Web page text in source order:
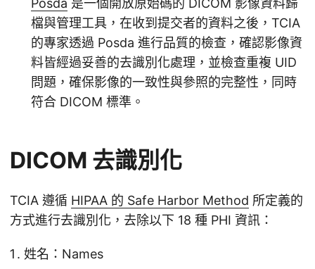
Posda 是一個開放原始碼的 DICOM 影像資料歸
檔與管理工具，在收到提交者的資料之後，TCIA
的專家透過 Posda 進行品質的檢查，確認影像資
料皆經過妥善的去識別化處理，並檢查重複 UID
問題，確保影像的一致性與參照的完整性，同時
符合 DICOM 標準。
DICOM 去識別化
TCIA 遵循 HIPAA 的 Safe Harbor Method 所定義的
方式進行去識別化，去除以下 18 種 PHI 資訊：
姓名：Names